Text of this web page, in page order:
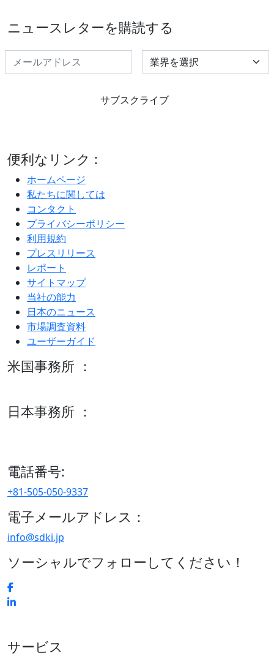
ニュースレターを購読する
Select Industry
サブスクライブ
便利なリンク :
ホームページ
私たちに関しては
コンタクト
プライバシーポリシー
利用規約
プレスリリース
レポート
サイトマップ
当社の能力
日本のニュース
市場調査資料
ユーザーガイド
米国事務所 ：
日本事務所 ：
電話番号:
+81-505-050-9337
電子メールアドレス：
info@sdki.jp
ソーシャルでフォローしてください！
サービス